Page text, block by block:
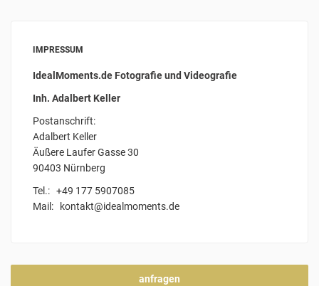
IMPRESSUM
IdealMoments.de Fotografie und Videografie
Inh. Adalbert Keller
Postanschrift:
Adalbert Keller
Äußere Laufer Gasse 30
90403 Nürnberg
Tel.: +49 177 5907085
Mail: kontakt@idealmoments.de
anfragen